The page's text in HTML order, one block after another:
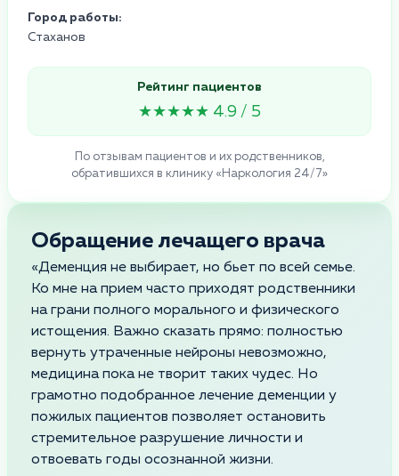
Город работы:
Стаханов
Рейтинг пациентов
★★★★★ 4.9 / 5
По отзывам пациентов и их родственников,
обратившихся в клинику «Наркология 24/7»
Обращение лечащего врача
«Деменция не выбирает, но бьет по всей семье.
Ко мне на прием часто приходят родственники
на грани полного морального и физического
истощения. Важно сказать прямо: полностью
вернуть утраченные нейроны невозможно,
медицина пока не творит таких чудес. Но
грамотно подобранное лечение деменции у
пожилых пациентов позволяет остановить
стремительное разрушение личности и
отвоевать годы осознанной жизни.